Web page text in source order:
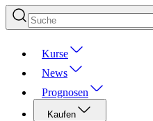
Kurse
News
Prognosen
Kaufen